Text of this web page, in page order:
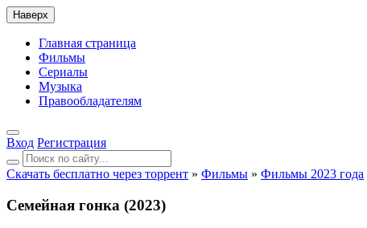
Наверх
Главная страница
Фильмы
Сериалы
Музыка
Правообладателям
Вход Регистрация
Скачать бесплатно через торрент » Фильмы » Фильмы 2023 года
Семейная гонка (2023)